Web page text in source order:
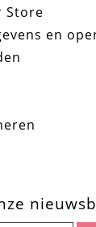
Store
en